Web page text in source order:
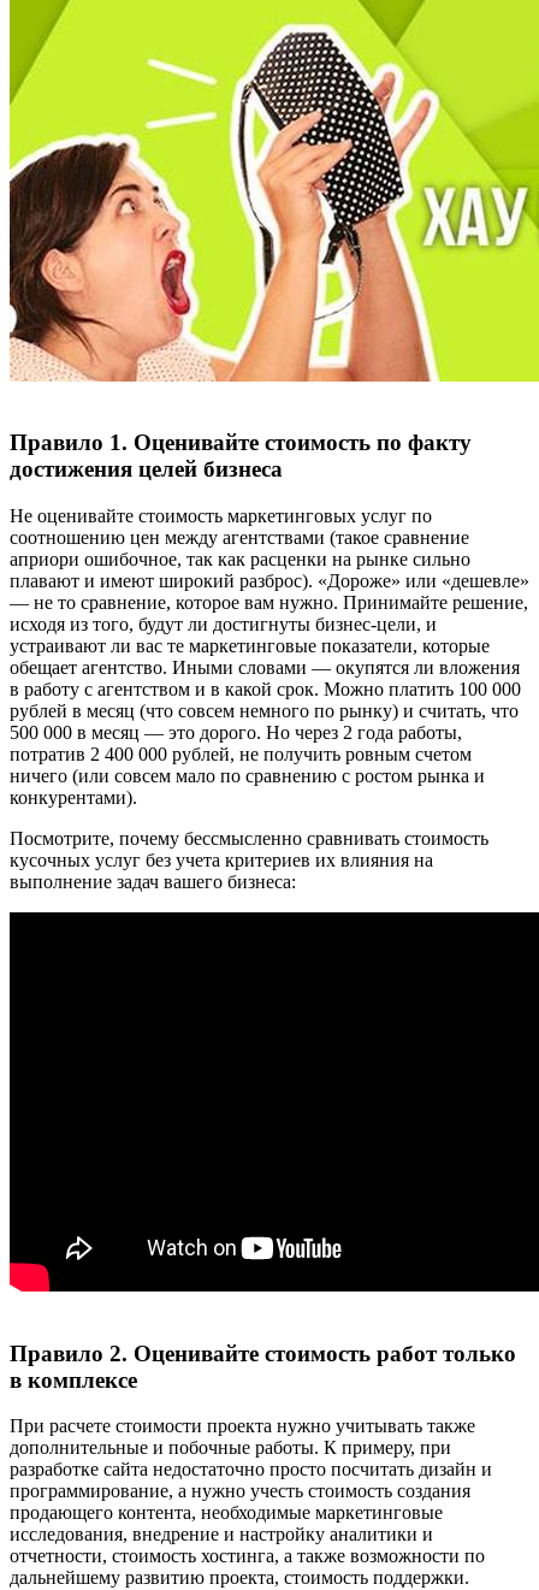
Правило 1. Оценивайте стоимость по факту
достижения целей бизнеса
Не оценивайте стоимость маркетинговых услуг по
соотношению цен между агентствами (такое сравнение
априори ошибочное, так как расценки на рынке сильно
плавают и имеют широкий разброс). «Дороже» или «дешевле»
— не то сравнение, которое вам нужно. Принимайте решение,
исходя из того, будут ли достигнуты бизнес-цели, и
устраивают ли вас те маркетинговые показатели, которые
обещает агентство. Иными словами — окупятся ли вложения
в работу с агентством и в какой срок. Можно платить 100 000
рублей в месяц (что совсем немного по рынку) и считать, что
500 000 в месяц — это дорого. Но через 2 года работы,
потратив 2 400 000 рублей, не получить ровным счетом
ничего (или совсем мало по сравнению с ростом рынка и
конкурентами).
Посмотрите, почему бессмысленно сравнивать стоимость
кусочных услуг без учета критериев их влияния на
выполнение задач вашего бизнеса:
Правило 2. Оценивайте стоимость работ только
в комплексе
При расчете стоимости проекта нужно учитывать также
дополнительные и побочные работы. К примеру, при
разработке сайта недостаточно просто посчитать дизайн и
программирование, а нужно учесть стоимость создания
продающего контента, необходимые маркетинговые
исследования, внедрение и настройку аналитики и
отчетности, стоимость хостинга, а также возможности по
дальнейшему развитию проекта, стоимость поддержки.